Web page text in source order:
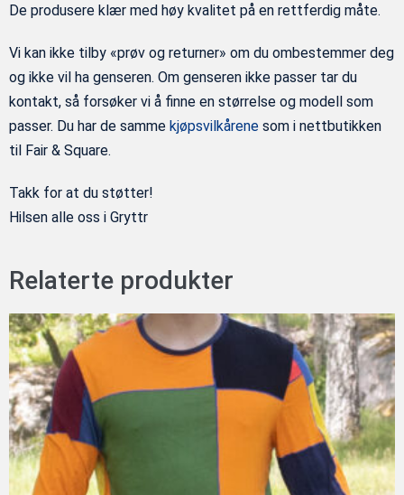
De produsere klær med høy kvalitet på en rettferdig måte.
Vi kan ikke tilby «prøv og returner» om du ombestemmer deg
og ikke vil ha genseren. Om genseren ikke passer tar du
kontakt, så forsøker vi å finne en størrelse og modell som
passer. Du har de samme kjøpsvilkårene som i nettbutikken
til Fair & Square.
Takk for at du støtter!
Hilsen alle oss i Gryttr
Relaterte produkter